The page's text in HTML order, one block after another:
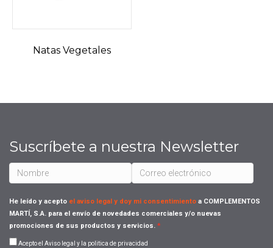
Natas Vegetales
Suscríbete a nuestra Newsletter
He leído y acepto el aviso legal y doy mi consentimiento a COMPLEMENTOS
MARTÍ, S.A. para el envío de novedades comerciales y/o nuevas
promociones de sus productos y servicios.
Acepto el Aviso legal y la politica de privacidad